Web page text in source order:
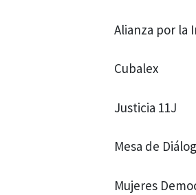
Alianza por la
Cubalex
Justicia 11J
Mesa de
Mujeres